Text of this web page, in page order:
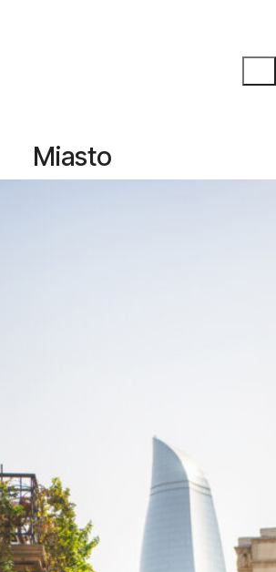
Miasto